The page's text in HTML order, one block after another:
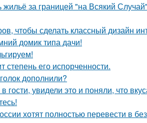
за границей "на Всякий
чтобы сделать классный дизайн
домик типа дачи!
степень его испорченности.
дополнили?
гости, увидели это и поняли, что
хотят полностью перевести в